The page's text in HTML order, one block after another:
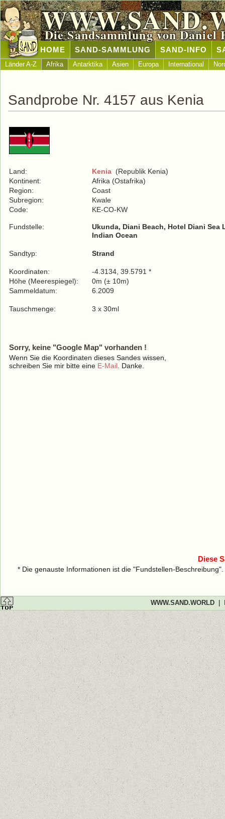
Die Sandsammlung von Daniel
HOME SAND-SAMMLUNG SAND-INFO
Länder A-Z Afrika Antarktika Asien Europa International
Sandprobe Nr. 4157 aus Kenia
Land: Kenia (Republik Kenia)
Kontinent:
Afrika (Ostafrika)
Region:
Coast
Subregion:
Kwale
Code:
KE-CO-KW
Fundstelle:
Ukunda, Diani Beach, Hotel Diani Sea
Indian Ocean
Sandtyp: Strand
Koordinaten:
-4.3134, 39.5791 *
Höhe (Meerespiegel):
0m (± 10m)
Sammeldatum:
6.2009
Tauschmenge: 3 x 30ml
Sorry, keine "Google Map" vorhanden !
Wenn Sie die Koordinaten dieses Sandes wissen,
schreiben Sie mir bitte eine E-Mail . Danke.
Diese
* Die genauste Informationen ist die "Fundstellen-
WWW.SAND.WORLD|